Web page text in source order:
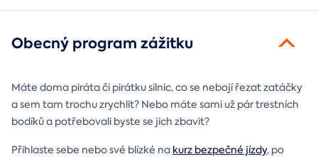
Obecný program zážitku
Máte doma piráta či pirátku silnic, co se nebojí řezat zatáčky
a sem tam trochu zrychlit? Nebo máte sami už pár trestních
bodíků a potřebovali byste se jich zbavit?
Přihlaste sebe nebo své blízké na kurz bezpečné jízdy, po